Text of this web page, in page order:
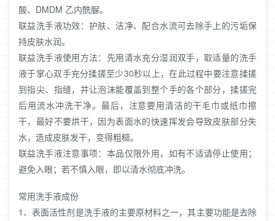
酸、DMDM 乙内酰脲。
联益洗手液功效：护肤、洁净、配合水流可去除手上的污垢保
持皮肤水润。
联益洗手液使用方法：先用清水充分湿润双手，取适量的洗手
液于掌心双手充分揉搓至少30秒以上，在此过程中要注意揉搓
到指尖、指缝，并让泡沫能覆盖到整个手的各个部分，揉搓完
后用流水冲洗干净。最后，注意要用清洁的干毛巾或纸巾擦
干，最好不要烘干，因为表面水的快速挥发会导致皮肤部分失
水，造成皮肤发干，变得粗糙。
联益洗手液注意事项：本品仅限外用，如有不适请停止使用；
避免入眼；若不慎入眼，即以清水彻底冲洗。
常用洗手液成份
1、表面活性剂是洗手液的主要原材料之一，其主要功能是去除